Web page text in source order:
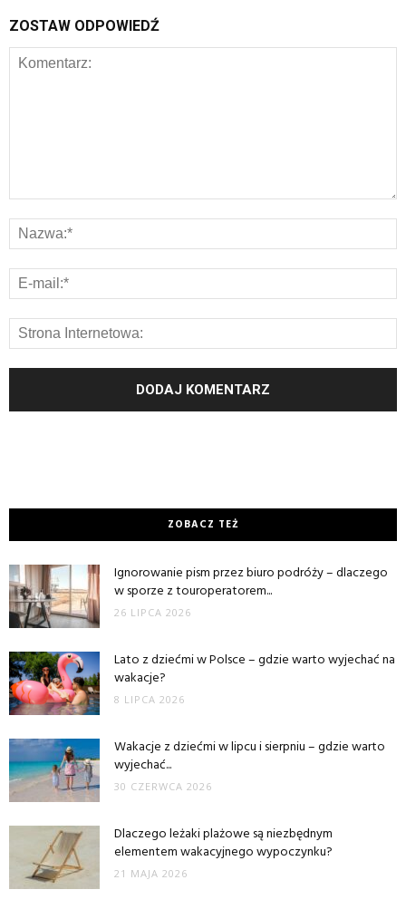
ZOSTAW ODPOWIEDŹ
ZOBACZ TEŻ
Ignorowanie pism przez biuro podróży – dlaczego
w sporze z touroperatorem...
26 LIPCA 2026
Lato z dziećmi w Polsce – gdzie warto wyjechać na
wakacje?
8 LIPCA 2026
Wakacje z dziećmi w lipcu i sierpniu – gdzie warto
wyjechać...
30 CZERWCA 2026
Dlaczego leżaki plażowe są niezbędnym
elementem wakacyjnego wypoczynku?
21 MAJA 2026